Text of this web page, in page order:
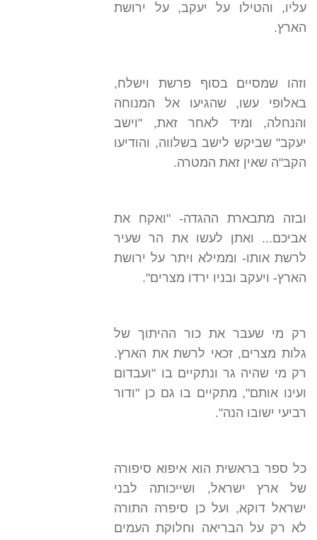
עליו, והטילו על יעקב, על ירושת
הארץ.
וזהו שמסיים בסוף פרשת וישלח,
באלופי עשו, שהגיעו אל המנוחה
והנחלה, ומיד לאחר זאת, "וישב
יעקב" שביקש לישב בשלווה, והודיעו
הקב"ה שאין זאת המטרה.
ובזה מתבארת ההגדה- "ואקח את
אביכם... ואתן לעשו את הר שעיר
לרשת אותו- וממילא ויתר על ירושת
הארץ- ויעקב ובניו ירדו מצרים".
רק מי שעבר את כור ההיתוך של
גלות מצרים, זכאי לרשת את הארץ.
רק מי שהיה גר ונתקיים בו "ועבדום
ועינו אותם", מתקיים בו גם כן "ודור
רביעי ישובו הנה".
כל ספר בראשית הוא איפוא סיפורה
של ארץ ישראל, ושייכותה לבני
ישראל דוקא, ועל כן סיפרה התורה
לא רק על הבריאה וחלוקת העמים